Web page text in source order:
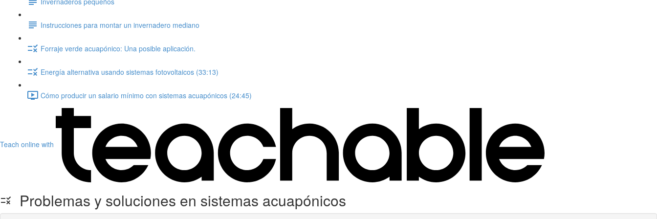
Instrucciones para montar un invernadero mediano
Forraje verde acuapónico: Una posible aplicación.
Energía alternativa usando sistemas fotovoltaicos (33:13)
Cómo producir un salario mínimo con sistemas acuapónicos (24:45)
Teach online with
Problemas y soluciones en sistemas acuapónicos